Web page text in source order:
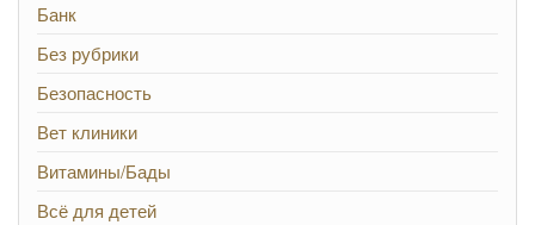
Банк
Без рубрики
Безопасность
Вет клиники
Витамины/Бады
Всё для детей